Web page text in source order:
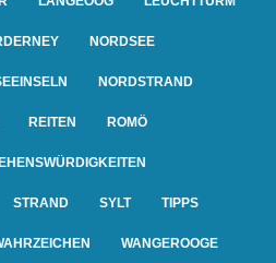
NORDSEE
NORDSTRAND
REITEN ROMÖ
STRAND SYLT TIPPS
WANGEROOGE